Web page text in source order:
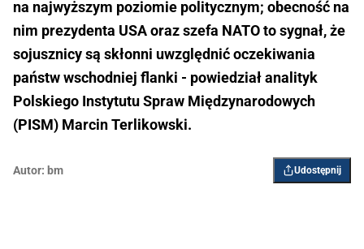
na najwyższym poziomie politycznym; obecność na
nim prezydenta USA oraz szefa NATO to sygnał, że
sojusznicy są skłonni uwzględnić oczekiwania
państw wschodniej flanki - powiedział analityk
Polskiego Instytutu Spraw Międzynarodowych
(PISM) Marcin Terlikowski.
Autor: bm Udostępnij